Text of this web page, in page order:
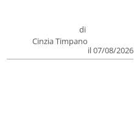
di
Cinzia Timpano
il 07/08/2026